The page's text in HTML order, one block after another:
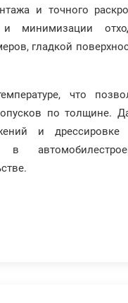
и точного
минимизации
гладкой
что
по толщине.
и дрессировке